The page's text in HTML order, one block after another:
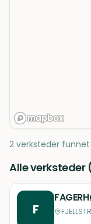
2 verksteder funnet
Alle verksteder
F